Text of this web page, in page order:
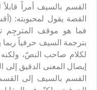
القسم بالسيف أمراً
القصة يقول لمحبوبته:
فما هو موقف المترجِم
بترجمة السيف حرفياً
لكلام صاحب النصّ،
إيصال المعنى الدقيق
القسم بالسيف إلى